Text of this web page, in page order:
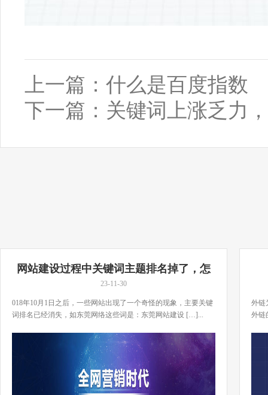
上一篇： 什么是百度指数
下一篇： 关键词上涨乏力
网站建设过程中关键词主题排名掉了，怎
么办？
23-11-30
018年10月1日之后，一些网站出现了一个奇怪的现象，主要关键
词排名已经消失，如东莞网络这些词是：东莞网站建设 […]...
外链
外链